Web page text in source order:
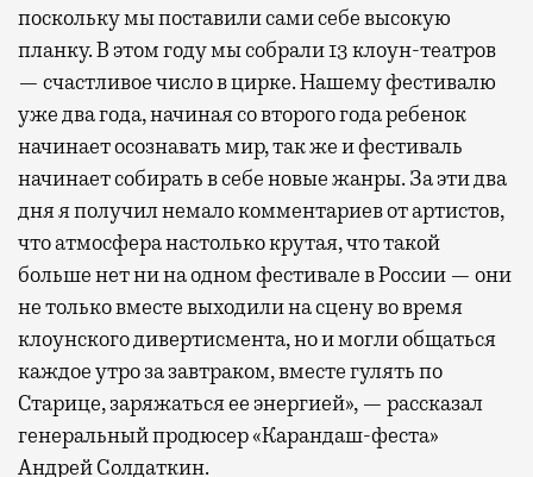
поскольку мы поставили сами себе высокую
планку. В этом году мы собрали 13 клоун-театров
— счастливое число в цирке. Нашему фестивалю
уже два года, начиная со второго года ребенок
начинает осознавать мир, так же и фестиваль
начинает собирать в себе новые жанры. За эти два
дня я получил немало комментариев от артистов,
что атмосфера настолько крутая, что такой
больше нет ни на одном фестивале в России — они
не только вместе выходили на сцену во время
клоунского дивертисмента, но и могли общаться
каждое утро за завтраком, вместе гулять по
Старице, заряжаться ее энергией», — рассказал
генеральный продюсер «Карандаш-феста»
Андрей Солдаткин.